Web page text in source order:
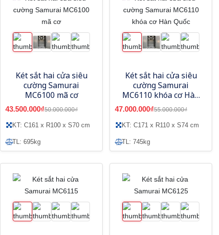
Két sắt hai cửa siêu
cường Samurai
MC6100 mã cơ
43.500.000₫50.000.000₫
KT: C161 x R100 x S70 cm
TL: 695kg
Két sắt hai cửa siêu
cường Samurai
MC6110 khóa cơ Hàn
Quốc
47.000.000₫55.000.000₫
KT: C171 x R110 x S74 cm
TL: 745kg